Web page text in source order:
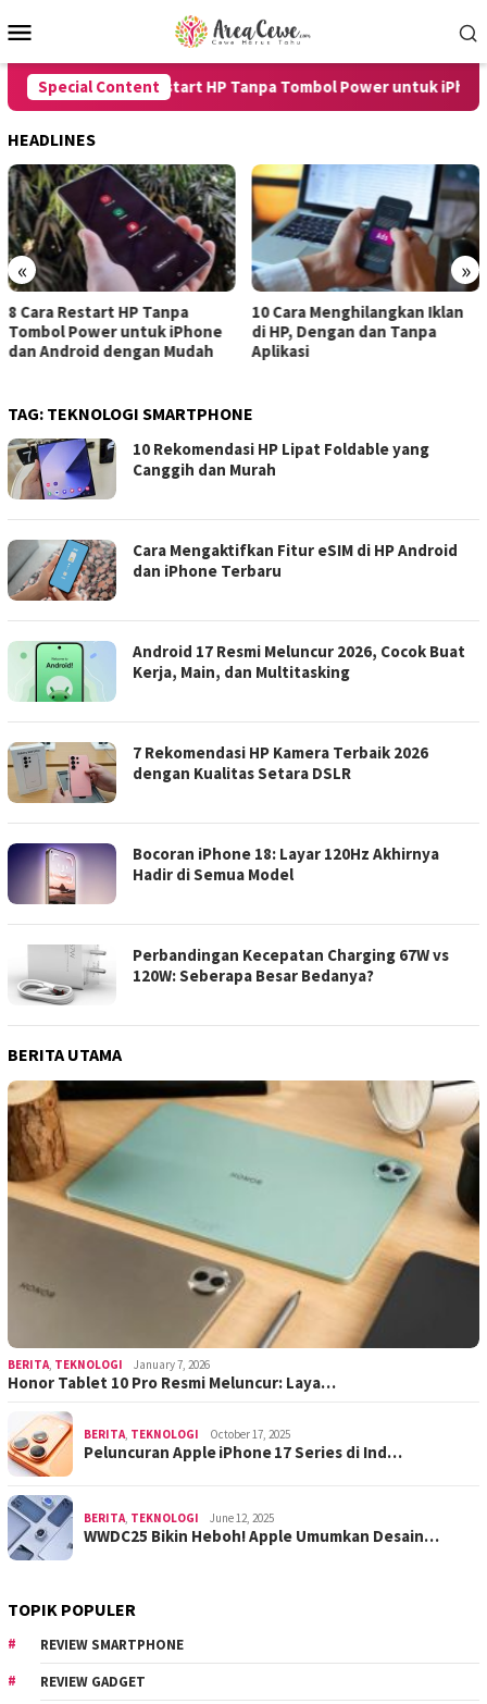
to
Menu
Special Content
8 Cara Restart HP Tanpa Tombol Power untuk iPhone
HEADLINES
« »
10 Cara Menghilangkan Iklan
di HP, Dengan dan Tanpa
Aplikasi
7 Cara Merekam Suara di HP
untuk Android dan iPhone
dengan Hasil Jernih
TAG: TEKNOLOGI SMARTPHONE
10 Rekomendasi HP Lipat Foldable yang
Canggih dan Murah
Cara Mengaktifkan Fitur eSIM di HP Android
dan iPhone Terbaru
Android 17 Resmi Meluncur 2026, Cocok Buat
Kerja, Main, dan Multitasking
7 Rekomendasi HP Kamera Terbaik 2026
dengan Kualitas Setara DSLR
Bocoran iPhone 18: Layar 120Hz Akhirnya
Hadir di Semua Model
Perbandingan Kecepatan Charging 67W vs
120W: Seberapa Besar Bedanya?
BERITA UTAMA
BERITA TEKNOLOGI January 7, 2026
Honor Tablet 10 Pro Resmi Meluncur: Laya…
BERITA TEKNOLOGI October 17, 2025
Peluncuran Apple iPhone 17 Series di Ind…
BERITA TEKNOLOGI June 12, 2025
WWDC25 Bikin Heboh! Apple Umumkan Desain…
TOPIK POPULER
REVIEW SMARTPHONE
REVIEW GADGET